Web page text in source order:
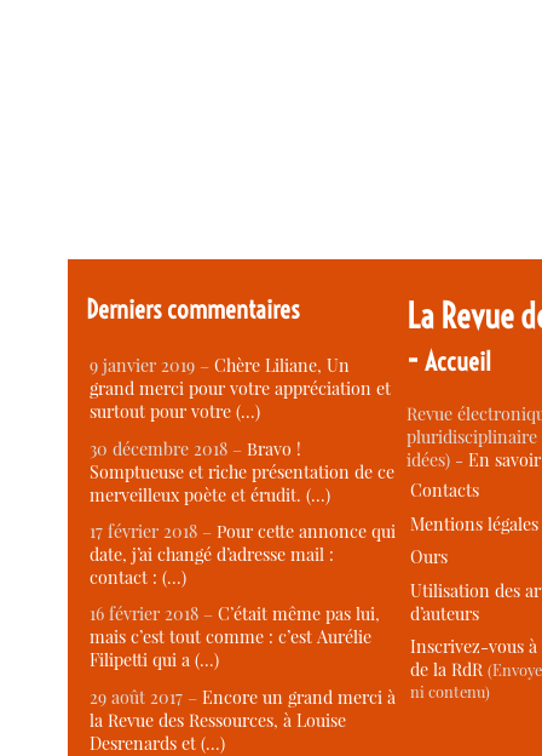
Derniers commentaires
9 janvier 2019 –Chère Liliane, Un
grand merci pour votre appréciation et
surtout pour votre (…)
30 décembre 2018 –Bravo !
Somptueuse et riche présentation de ce
merveilleux poète et érudit. (…)
17 février 2018 –Pour cette annonce qui
date, j’ai changé d’adresse mail :
contact : (…)
16 février 2018 –C’était même pas lui,
mais c’est tout comme : c’est Aurélie
Filipetti qui a (…)
29 août 2017 –Encore un grand merci à
la Revue des Ressources, à Louise
Desrenards et (…)
La Revue
-Accueil
Revue
idées) -En
Contacts
Mentions légales
Ours
Utilisation des
d’auteurs
Inscrivez-vous
de la RdR
ni contenu)